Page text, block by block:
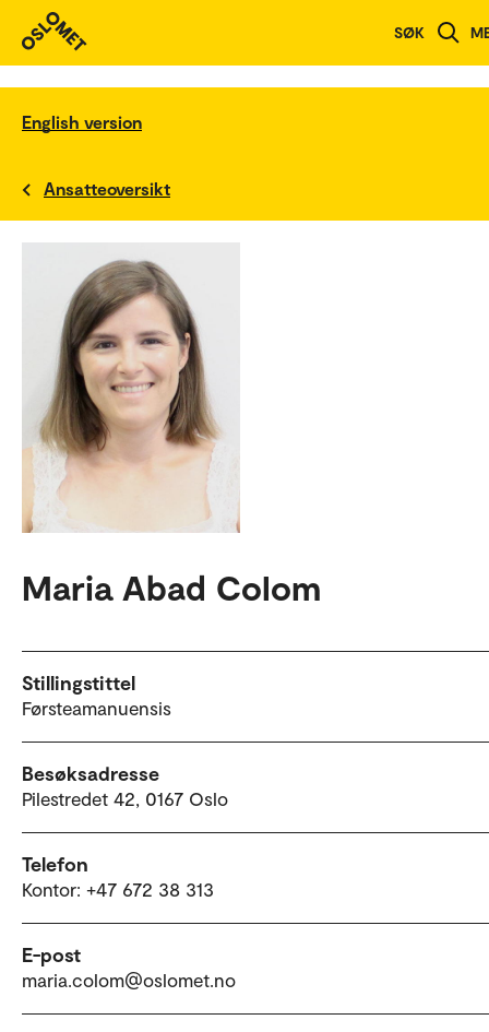
SØK
English version
Ansatteoversikt
Maria Abad Colom
Stillingstittel
Førsteamanuensis
Besøksadresse
Pilestredet 42, 0167 Oslo
Telefon
Kontor: +47 672 38 313
E-post
maria.colom@oslomet.no